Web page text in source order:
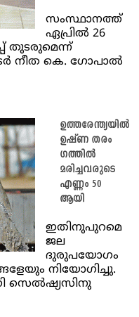
സംസ്ഥാനത്ത്
ഏപ്രിൽ 26
തുടരുമെന്ന്
നീത കെ. ഗോപാൽ
ഉത്തരേന്ത്യയിൽ
ഉഷ്ണ തരം​
ഗത്തിൽ
മരിച്ചവരുടെ
എണ്ണം 50
ആയി
ഇതിനുപുറമെ
ജല
ദുരുപയോഗം
നിയോഗിച്ചു.
സെൽഷ്യസിനു